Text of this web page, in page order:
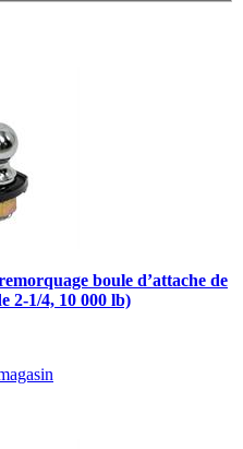
boule d’attache de
2-1/4, 10 000 lb)